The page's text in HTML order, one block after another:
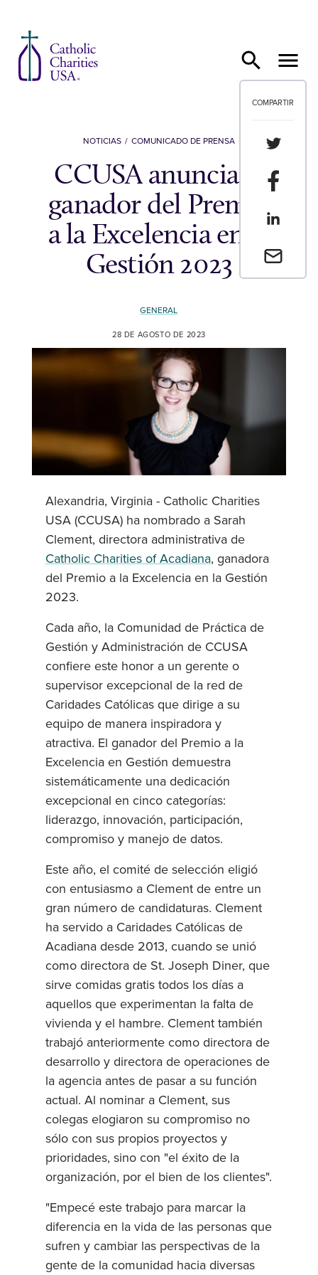
COMPARTIR
Envia un
NOTICIAS COMUNICADO DE PRENSA
CCUSA anuncia el
ganador del Premio
a la Excelencia en la
Gestión 2023
GENERAL
28 DE AGOSTO DE 2023
Alexandria, Virginia - Catholic Charities
USA (CCUSA) ha nombrado a Sarah
Clement, directora administrativa de
Catholic Charities of Acadiana, ganadora
del Premio a la Excelencia en la Gestión
2023.
Cada año, la Comunidad de Práctica de
Gestión y Administración de CCUSA
confiere este honor a un gerente o
supervisor excepcional de la red de
Caridades Católicas que dirige a su
equipo de manera inspiradora y
atractiva. El ganador del Premio a la
Excelencia en Gestión demuestra
sistemáticamente una dedicación
excepcional en cinco categorías:
liderazgo, innovación, participación,
compromiso y manejo de datos.
Este año, el comité de selección eligió
con entusiasmo a Clement de entre un
gran número de candidaturas. Clement
ha servido a Caridades Católicas de
Acadiana desde 2013, cuando se unió
como directora de St. Joseph Diner, que
sirve comidas gratis todos los días a
aquellos que experimentan la falta de
vivienda y el hambre. Clement también
trabajó anteriormente como directora de
desarrollo y directora de operaciones de
la agencia antes de pasar a su función
actual. Al nominar a Clement, sus
colegas elogiaron su compromiso no
sólo con sus propios proyectos y
prioridades, sino con "el éxito de la
organización, por el bien de los clientes".
"Empecé este trabajo para marcar la
diferencia en la vida de las personas que
sufren y cambiar las perspectivas de la
gente de la comunidad hacia diversas